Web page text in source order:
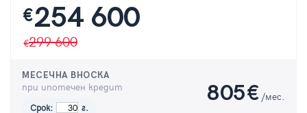
€254 600
299 600
МЕСЕЧНА ВНОСКА
при ипотечен кредит
Срок: г.
805€ /мес.
Регистрация